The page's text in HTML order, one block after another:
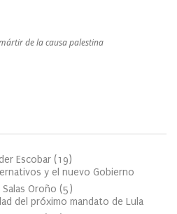
de la causa palestina
Escobar (19)
y el nuevo Gobierno
Salas Oroño (5)
del próximo mandato de Lula